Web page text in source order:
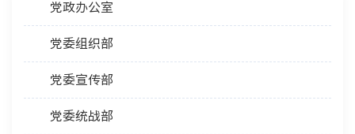
党政办公室
党委组织部
党委宣传部
党委统战部